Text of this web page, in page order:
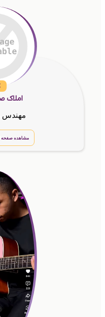
املاک
مهندس
مشاهده صفحه